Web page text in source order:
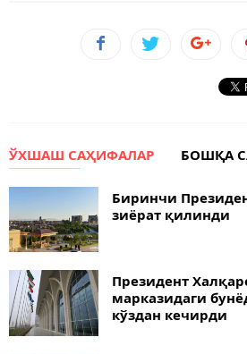
ЎХШАШ САҲИФАЛАР БОШҚА
Биринчи
зиёрат қилинди
Президент
марказидаги
кўздан кечирди